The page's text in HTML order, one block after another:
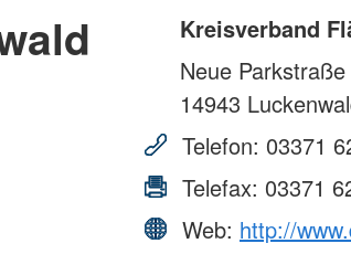
Kreisverband
Neue
14943
Telefon: 03371
Telefax: 03371
Web: http://